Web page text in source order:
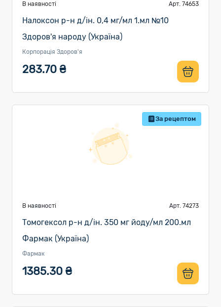
В наявності Арт. 74653
Налоксон р-н д/ін. 0,4 мг/мл 1.мл №10
Здоров'я народу (Україна)
Корпорація Здоров'я
283.70 ₴
За рецептом
В наявності Арт. 74273
Томогексол р-н д/ін. 350 мг йоду/мл 200.мл
Фармак (Україна)
Фармак
1385.30 ₴